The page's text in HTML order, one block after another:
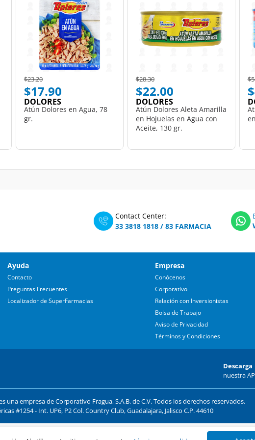
Price reduced from
$23.20to
$17.90
DOLORES
Atún Dolores en Agua, 78
gr.
Price reduced from
$28.30to
$22.00
DOLORES
Atún Dolores Aleta Amarilla
en Hojuelas en Agua con
Aceite, 130 gr.
Contact Center:
33 3818 1818 / 83 FARMACIA
Ayuda
Contacto
Preguntas Frecuentes
Localizador de SuperFarmacias
Empresa
Conócenos
Corporativo
Relación con Inversionistas
Bolsa de Trabajo
Aviso de Privacidad
Términos y Condiciones
Descarga
nuestra
una empresa de Corporativo Fragua, S.A.B. de C.V. Todos los derechos reservados.
#1254 - Int. UP6, P2 Col. Country Club, Guadalajara, Jalisco C.P. 44610
segura